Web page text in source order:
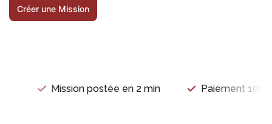
Créer une Mission
Mission postée en 2 min Paiement 100%